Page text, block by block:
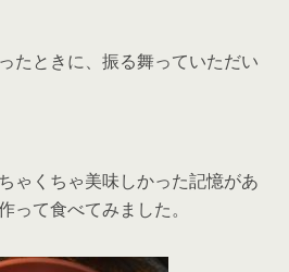
たときに、振る舞っていただい
ゃくちゃ美味しかった記憶があ
って食べてみました。